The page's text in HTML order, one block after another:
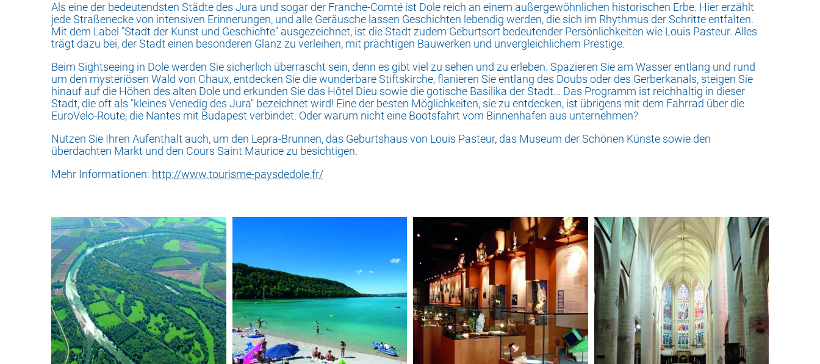
Als eine der bedeutendsten Städte des Jura und sogar der Franche-Comté ist Dole reich an einem außergewöhnlichen historischen Erbe. Hier erzählt
jede Straßenecke von intensiven Erinnerungen, und alle Geräusche lassen Geschichten lebendig werden, die sich im Rhythmus der Schritte entfalten.
Mit dem Label "Stadt der Kunst und Geschichte" ausgezeichnet, ist die Stadt zudem Geburtsort bedeutender Persönlichkeiten wie Louis Pasteur. Alles
trägt dazu bei, der Stadt einen besonderen Glanz zu verleihen, mit prächtigen Bauwerken und unvergleichlichem Prestige.
Beim Sightseeing in Dole werden Sie sicherlich überrascht sein, denn es gibt viel zu sehen und zu erleben. Spazieren Sie am Wasser entlang und rund
um den mysteriösen Wald von Chaux, entdecken Sie die wunderbare Stiftskirche, flanieren Sie entlang des Doubs oder des Gerberkanals, steigen Sie
hinauf auf die Höhen des alten Dole und erkunden Sie das Hôtel Dieu sowie die gotische Basilika der Stadt... Das Programm ist reichhaltig in dieser
Stadt, die oft als "kleines Venedig des Jura" bezeichnet wird! Eine der besten Möglichkeiten, sie zu entdecken, ist übrigens mit dem Fahrrad über die
EuroVelo-Route, die Nantes mit Budapest verbindet. Oder warum nicht eine Bootsfahrt vom Binnenhafen aus unternehmen?
Nutzen Sie Ihren Aufenthalt auch, um den Lepra-Brunnen, das Geburtshaus von Louis Pasteur, das Museum der Schönen Künste sowie den
überdachten Markt und den Cours Saint Maurice zu besichtigen.
Mehr Informationen: http://www.tourisme-paysdedole.fr/